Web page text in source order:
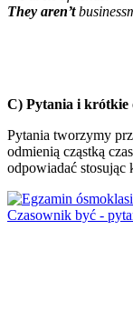
They aren’t
C) Pytania i krótkie
Pytania tworzymy
odmienią cząstką
odpowiadać